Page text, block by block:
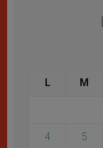
L M
4 5